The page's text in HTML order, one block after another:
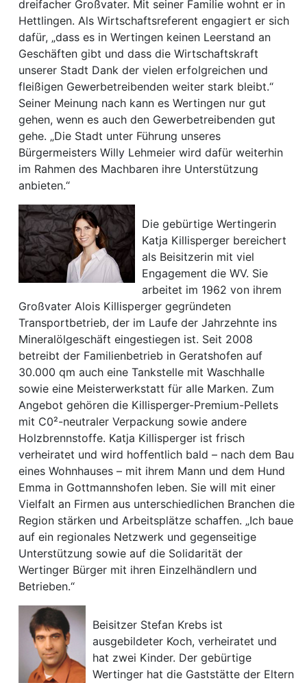
dreifacher Großvater. Mit seiner Familie wohnt er in
Hettlingen. Als Wirtschaftsreferent engagiert er sich
dafür, „dass es in Wertingen keinen Leerstand an
Geschäften gibt und dass die Wirtschaftskraft
unserer Stadt Dank der vielen erfolgreichen und
fleißigen Gewerbetreibenden weiter stark bleibt.“
Seiner Meinung nach kann es Wertingen nur gut
gehen, wenn es auch den Gewerbetreibenden gut
gehe. „Die Stadt unter Führung unseres
Bürgermeisters Willy Lehmeier wird dafür weiterhin
im Rahmen des Machbaren ihre Unterstützung
anbieten.“
Die gebürtige Wertingerin
Katja Killisperger bereichert
als Beisitzerin mit viel
Engagement die WV. Sie
arbeitet im 1962 von ihrem
Großvater Alois Killisperger gegründeten
Transportbetrieb, der im Laufe der Jahrzehnte ins
Mineralölgeschäft eingestiegen ist. Seit 2008
betreibt der Familienbetrieb in Geratshofen auf
30.000 qm auch eine Tankstelle mit Waschhalle
sowie eine Meisterwerkstatt für alle Marken. Zum
Angebot gehören die Killisperger-Premium-Pellets
mit C0²-neutraler Verpackung sowie andere
Holzbrennstoffe. Katja Killisperger ist frisch
verheiratet und wird hoffentlich bald – nach dem Bau
eines Wohnhauses – mit ihrem Mann und dem Hund
Emma in Gottmannshofen leben. Sie will mit einer
Vielfalt an Firmen aus unterschiedlichen Branchen die
Region stärken und Arbeitsplätze schaffen. „Ich baue
auf ein regionales Netzwerk und gegenseitige
Unterstützung sowie auf die Solidarität der
Wertinger Bürger mit ihren Einzelhändlern und
Betrieben.“
Beisitzer Stefan Krebs ist
ausgebildeter Koch, verheiratet und
hat zwei Kinder. Der gebürtige
Wertinger hat die Gaststätte der Eltern